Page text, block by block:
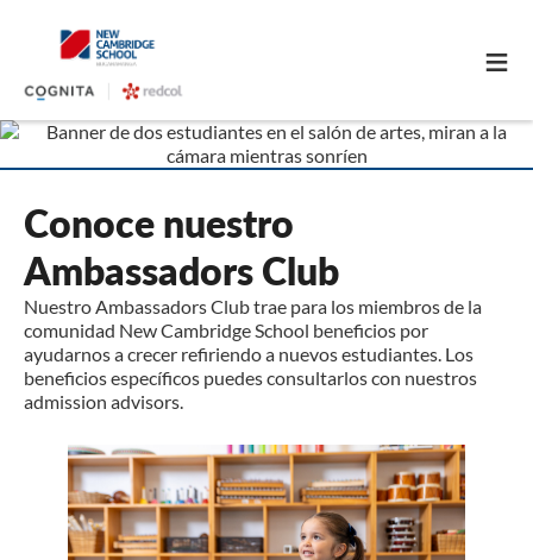
≡
Conoce nuestro
Ambassadors Club
Nuestro Ambassadors Club trae para los miembros de la
comunidad New Cambridge School beneficios por
ayudarnos a crecer refiriendo a nuevos estudiantes. Los
beneficios específicos puedes consultarlos con nuestros
admission advisors.